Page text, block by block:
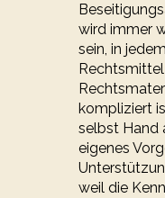
wird immer
sein, in
kompliziert
selbst Hand
eigenes
weil die